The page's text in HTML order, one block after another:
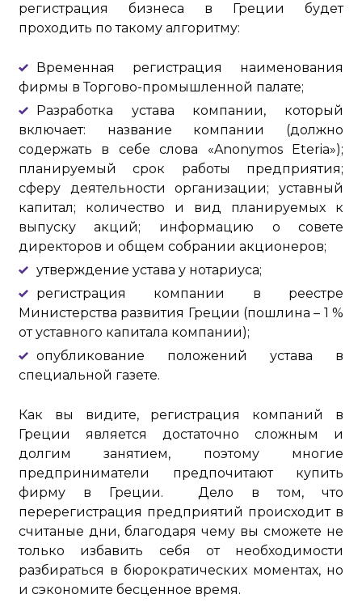
регистрация бизнеса в Греции будет
проходить по такому алгоритму:
Временная регистрация наименования
фирмы в Торгово-промышленной палате;
Разработка устава компании, который
включает: название компании (должно
содержать в себе слова «Anonymos Eteria»);
планируемый срок работы предприятия;
сферу деятельности организации; уставный
капитал; количество и вид планируемых к
выпуску акций; информацию о совете
директоров и общем собрании акционеров;
утверждение устава у нотариуса;
регистрация компании в реестре
Министерства развития Греции (пошлина – 1 %
от уставного капитала компании);
опубликование положений устава в
специальной газете.
Как вы видите, регистрация компаний в
Греции является достаточно сложным и
долгим занятием, поэтому многие
предприниматели предпочитают купить
фирму в Греции. Дело в том, что
перерегистрация предприятий происходит в
считаные дни, благодаря чему вы сможете не
только избавить себя от необходимости
разбираться в бюрократических моментах, но
и сэкономите бесценное время.